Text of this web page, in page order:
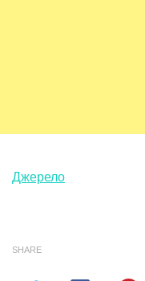
Джерело
SHARE